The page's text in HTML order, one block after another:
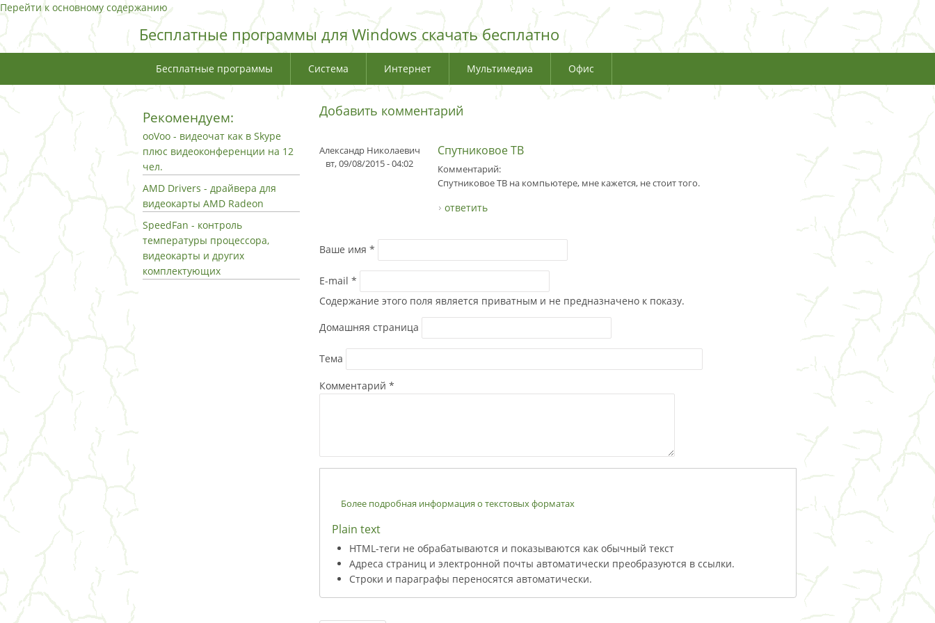
Перейти к основному содержанию
Бесплатные программы для Windows скачать бесплатно
Бесплатные программы Система Интернет Мультимедиа Офис
Добавить комментарий
Александр Николаевич
вт, 09/08/2015 - 04:02
Спутниковое ТВ
Комментарий:
Спутниковое ТВ на компьютере, мне кажется, не стоит того.
ответить
Ваше имя *
E-mail *
Содержание этого поля является приватным и не предназначено к показу.
Домашняя страница
Тема
Комментарий *
Более подробная информация о текстовых форматах
Plain text
HTML-теги не обрабатываются и показываются как обычный текст
Адреса страниц и электронной почты автоматически преобразуются в ссылки.
Строки и параграфы переносятся автоматически.
Рекомендуем:
ooVoo - видеочат как в Skype
плюс видеоконференции на 12
чел.
AMD Drivers - драйвера для
видеокарты AMD Radeon
SpeedFan - контроль
температуры процессора,
видеокарты и других
комплектующих